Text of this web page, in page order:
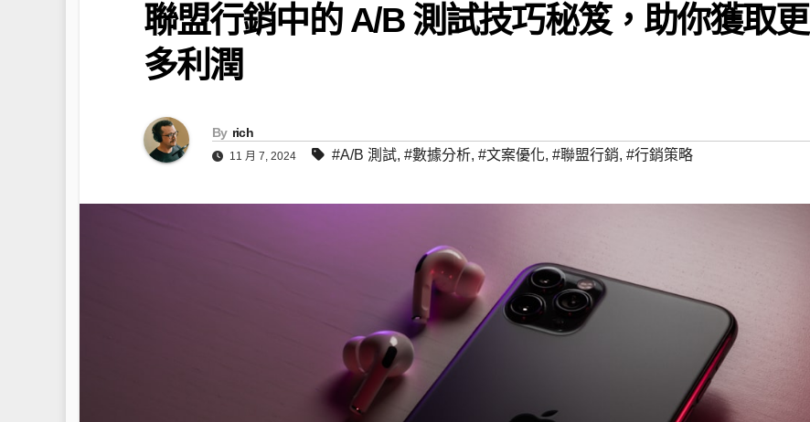
聯盟行銷中的 A/B 測試技巧秘笈，助你獲取更
多利潤
By rich
11 月 7, 2024 #A/B 測試, #數據分析, #文案優化, #聯盟行銷, #行銷策略